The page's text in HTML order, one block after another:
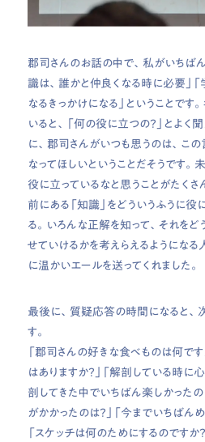
郡司さんのお話の中で、私がいちば
識は、誰かと仲良くなる時に必要」
なるきっかけになる」ということです
いると、「何の役に立つの？」とよく
に、郡司さんがいつも思うのは、こ
なってほしいということだそうです。
役に立っているなと思うことがたくさ
前にある「知識」をどういうふうに役
る。いろんな正解を知って、それを
せていけるかを考えらえるようにな
に温かいエールを送ってくれました。
最後に、質疑応答の時間になると、
す。
「郡司さんの好きな食べものは何です
はありますか？」「解剖している時に
剖してきた中でいちばん楽しかったの
がかかったのは？」「今までいちばん
「スケッチは何のためにするのですか